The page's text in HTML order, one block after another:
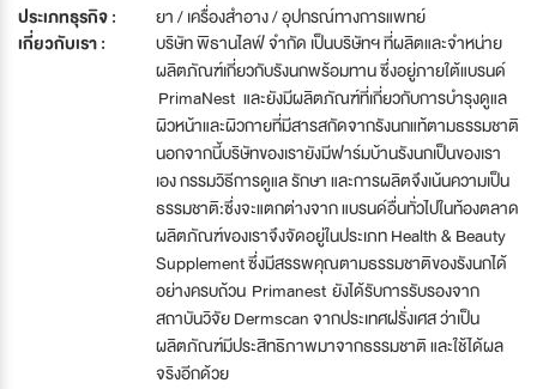
ประเภทธุรกิจ :
ยา / เครื่องสำอาง / อุปกรณ์ทางการแพทย์
เกี่ยวกับเรา :
บริษัท พิธานไลฟ์ จำกัด เป็นบริษัทฯ ที่ผลิตและจำหน่าย
ผลิตภัณฑ์เกี่ยวกับรังนกพร้อมทาน ซึ่งอยู่ภายใต้แบรนด์
PrimaNest และยังมีผลิตภัณฑ์ที่เกี่ยวกับการบำรุงดูแล
ผิวหน้าและผิวกายที่มีสารสกัดจากรังนกแท้ตามธรรมชาติ
นอกจากนี้บริษัทของเรายังมีฟาร์มบ้านรังนกเป็นของเรา
เอง กรรมวิธีการดูแล รักษา และการผลิตจึงเน้นความเป็น
ธรรมชาติ:ซึ่งจะแตกต่างจาก แบรนด์อื่นทั่วไปในท้องตลาด
ผลิตภัณฑ์ของเราจึงจัดอยู่ในประเภท Health & Beauty
Supplement ซึ่งมีสรรพคุณตามธรรมชาติของรังนกได้
อย่างครบถ้วน Primanest ยังได้รับการรับรองจาก
สถาบันวิจัย Dermscan จากประเทศฝรั่งเศส ว่าเป็น
ผลิตภัณฑ์มีประสิทธิภาพมาจากธรรมชาติ และใช้ได้ผล
จริงอีกด้วย